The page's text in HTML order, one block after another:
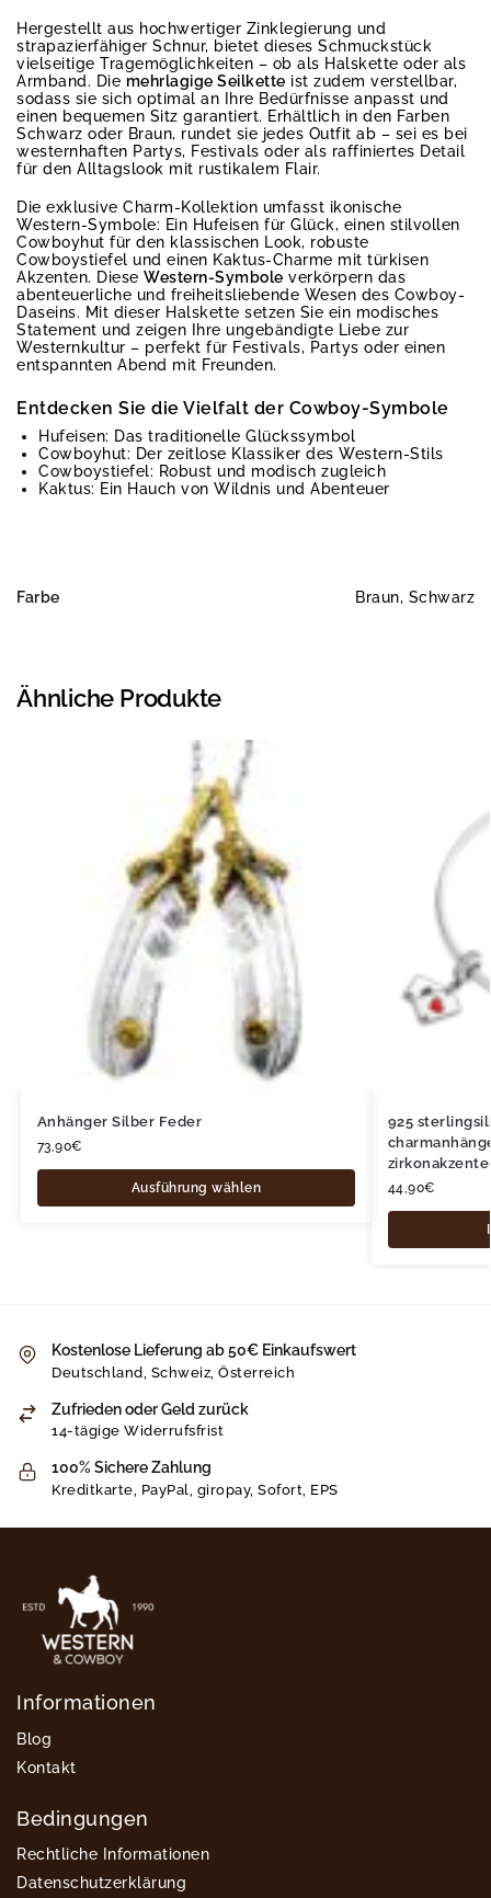
Hergestellt aus hochwertiger Zinklegierung und
strapazierfähiger Schnur, bietet dieses Schmuckstück
vielseitige Tragemöglichkeiten – ob als Halskette oder als
Armband. Die mehrlagige Seilkette ist zudem verstellbar,
sodass sie sich optimal an Ihre Bedürfnisse anpasst und
einen bequemen Sitz garantiert. Erhältlich in den Farben
Schwarz oder Braun, rundet sie jedes Outfit ab – sei es bei
westernhaften Partys, Festivals oder als raffiniertes Detail
für den Alltagslook mit rustikalem Flair.
Die exklusive Charm-Kollektion umfasst ikonische
Western-Symbole: Ein Hufeisen für Glück, einen stilvollen
Cowboyhut für den klassischen Look, robuste
Cowboystiefel und einen Kaktus-Charme mit türkisen
Akzenten. Diese Western-Symbole verkörpern das
abenteuerliche und freiheitsliebende Wesen des Cowboy-
Daseins. Mit dieser Halskette setzen Sie ein modisches
Statement und zeigen Ihre ungebändigte Liebe zur
Westernkultur – perfekt für Festivals, Partys oder einen
entspannten Abend mit Freunden.
Entdecken Sie die Vielfalt der Cowboy-Symbole
Hufeisen: Das traditionelle Glückssymbol
Cowboyhut: Der zeitlose Klassiker des Western-Stils
Cowboystiefel: Robust und modisch zugleich
Kaktus: Ein Hauch von Wildnis und Abenteuer
Farbe Braun, Schwarz
Ähnliche Produkte
Anhänger Silber Feder
73,90€
Ausführung wählen
925
44,90€
Kostenlose Lieferung ab 50€ Einkaufswert
Deutschland, Schweiz, Österreich
Zufrieden oder Geld zurück
14-tägige Widerrufsfrist
100% Sichere Zahlung
Kreditkarte, PayPal, giropay, Sofort, EPS
Informationen
Blog
Kontakt
Bedingungen
Rechtliche Informationen
Datenschutzerklärung